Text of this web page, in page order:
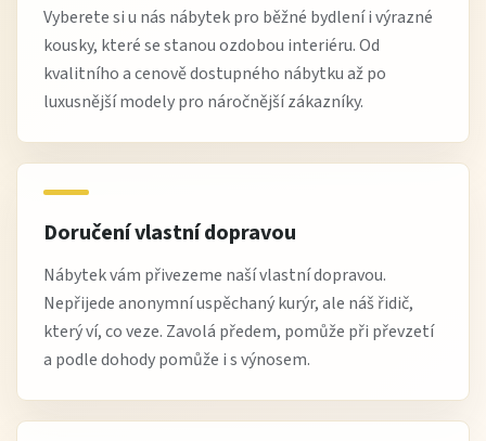
Vyberete si u nás nábytek pro běžné bydlení i výrazné
kousky, které se stanou ozdobou interiéru. Od
kvalitního a cenově dostupného nábytku až po
luxusnější modely pro náročnější zákazníky.
Doručení vlastní dopravou
Nábytek vám přivezeme naší vlastní dopravou.
Nepřijede anonymní uspěchaný kurýr, ale náš řidič,
který ví, co veze. Zavolá předem, pomůže při převzetí
a podle dohody pomůže i s výnosem.